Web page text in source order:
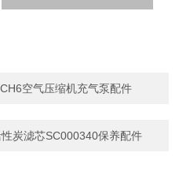
空气压缩机充气泵配件
炭滤芯SC000340保养配件